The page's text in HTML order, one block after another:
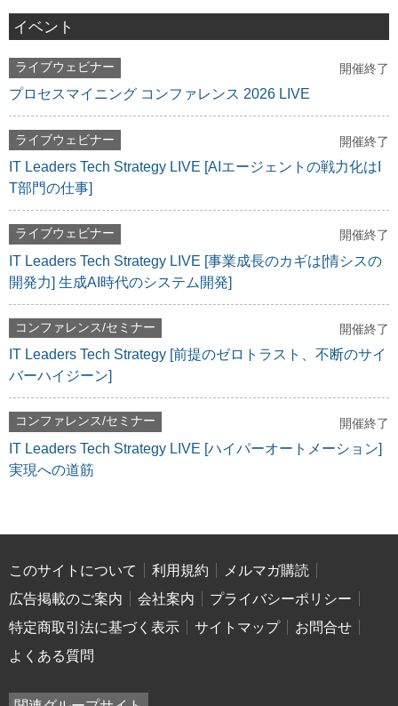
イベント
ライブウェビナー 開催終了
プロセスマイニング コンファレンス 2026 LIVE
ライブウェビナー 開催終了
IT Leaders Tech Strategy LIVE [AIエージェントの戦力化はI
T部門の仕事]
ライブウェビナー 開催終了
IT Leaders Tech Strategy LIVE [事業成長のカギは[情シスの
開発力] 生成AI時代のシステム開発]
コンファレンス/セミナー 開催終了
IT Leaders Tech Strategy [前提のゼロトラスト、不断のサイ
バーハイジーン]
コンファレンス/セミナー 開催終了
IT Leaders Tech Strategy LIVE [ハイパーオートメーション]
実現への道筋
このサイトについて 利用規約
メルマガ購読
広告掲載のご案内
会社案内
プライバシーポリシー
特定商取引法に基づく表示
サイトマップ
お問合せ
よくある質問